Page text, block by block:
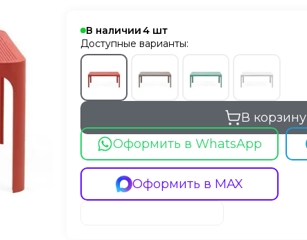
В наличии4
Доступные варианты:
В корзину
Оформить в WhatsApp
Оформить в MAX